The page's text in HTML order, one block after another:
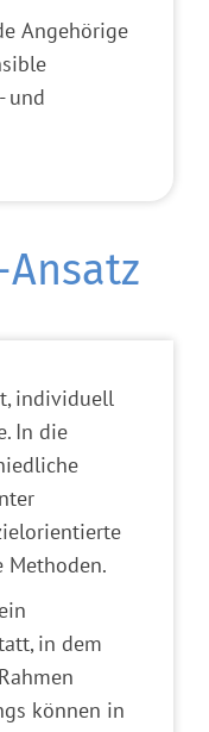
Angehörige
und
individuell
In die
Methoden.
in dem
können in